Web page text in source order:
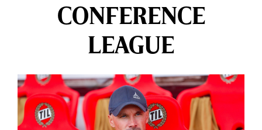
CONFERENCE
LEAGUE